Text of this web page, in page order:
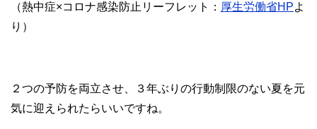
（熱中症×コロナ感染防止リーフレット： 厚生労働省HPよ
り）
２つの予防を両立させ、３年ぶりの行動制限のない夏を元
気に迎えられたらいいですね。